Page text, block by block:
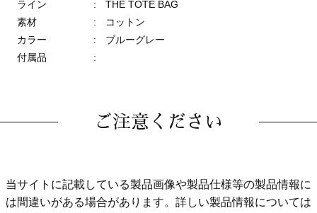
ライン
:
THE TOTE BAG
素材
:
コットン
カラー
:
ブルーグレー
付属品
:
ご注意ください
当サイトに記載している製品画像や製品仕様等の製品情報に
は間違いがある場合があります。詳しい製品情報については